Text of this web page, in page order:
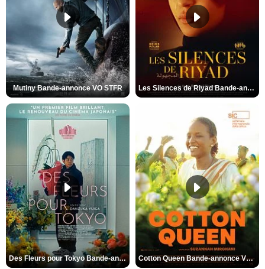
Mutiny Bande-annonce VO STFR Les Silences de Riyad Bande-annonce VO STFR
Des Fleurs pour Tokyo Bande-annonce VO STFR Cotton Queen Bande-annonce VO STFR